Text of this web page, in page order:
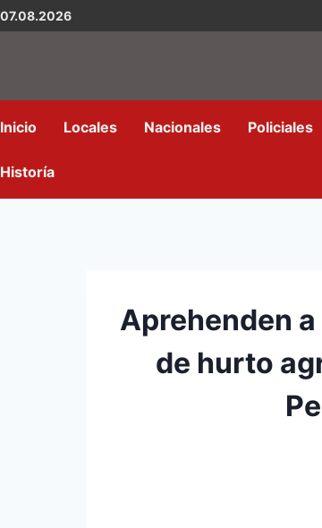
07.08.2026
Inicio Locales Nacionales Policiales
Historía
Aprehenden
de hurto